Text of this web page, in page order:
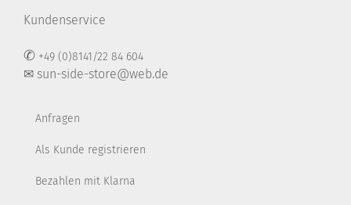
Kundenservice
✆ +49 (0)8141/22 84 604
✉ sun-side-store@web.de
Anfragen
Als Kunde registrieren
Bezahlen mit Klarna